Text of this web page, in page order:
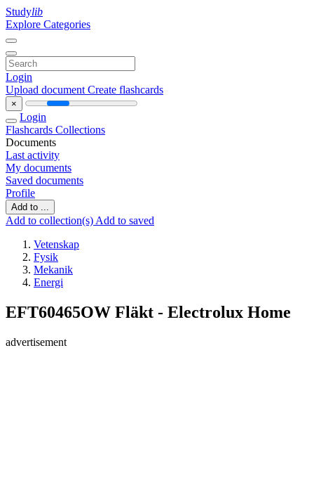
Studylib
Explore Categories
Login
Upload document Create flashcards
×
Login
Flashcards Collections
Documents
Last activity
My documents
Saved documents
Profile
Add to ...
Add to collection(s) Add to saved
Vetenskap
Fysik
Mekanik
Energi
EFT60465OW Fläkt - Electrolux Home
advertisement